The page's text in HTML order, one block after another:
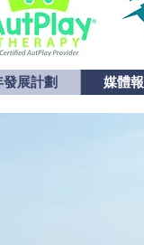
返回 yNOTPlay
發展計劃 媒體
展計劃 媒體